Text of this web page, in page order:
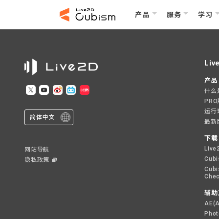
产品 服务 学习
简体中文
网站导航
隐私政策
产品
什么
运行
最新
下载
辅